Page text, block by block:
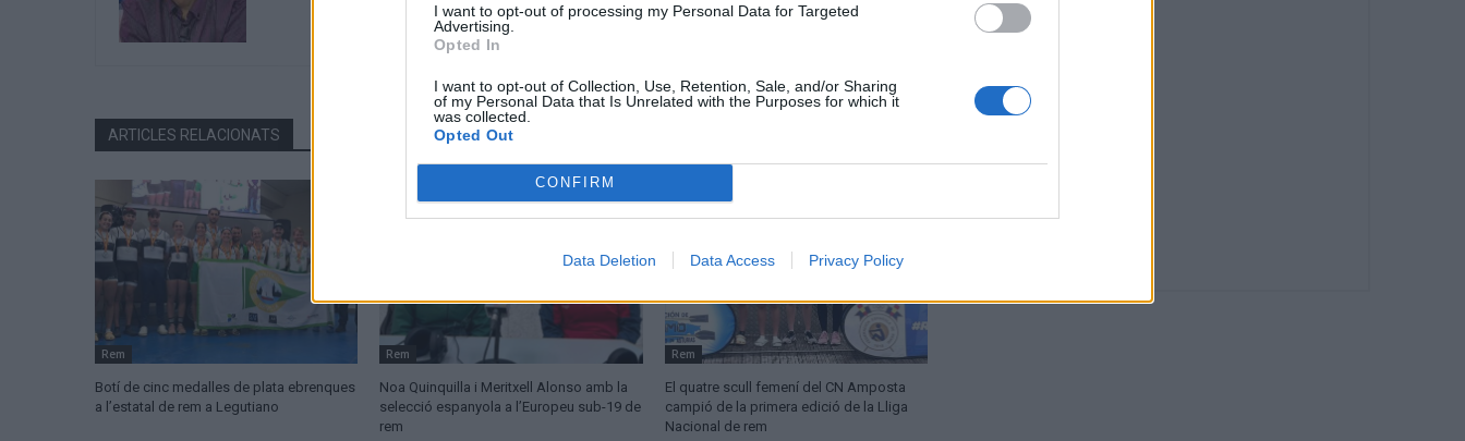
I want to opt-out of processing my Personal Data for Targeted
Advertising.
Opted In
I want to opt-out of Collection, Use, Retention, Sale, and/or Sharing
of my Personal Data that Is Unrelated with the Purposes for which it
was collected.
Opted Out
CONFIRM
Data Deletion Data Access Privacy Policy
ARTICLES RELACIONATS
Rem
Botí de cinc medalles de plata ebrenques
a l’estatal de rem a Legutiano
Rem
Noa Quinquilla i Meritxell Alonso amb la
selecció espanyola a l’Europeu sub-19 de
rem
Rem
El quatre scull femení del CN Amposta
campió de la primera edició de la Lliga
Nacional de rem